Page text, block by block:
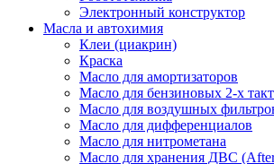
Электронный конструктор
Масла и автохимия
Клеи (циакрин)
Краска
Масло для амортизаторов
Масло для бензиновых 2-х
Масло для воздушных
Масло для дифференциалов
Масло для нитрометана
Масло для хранения ДВС